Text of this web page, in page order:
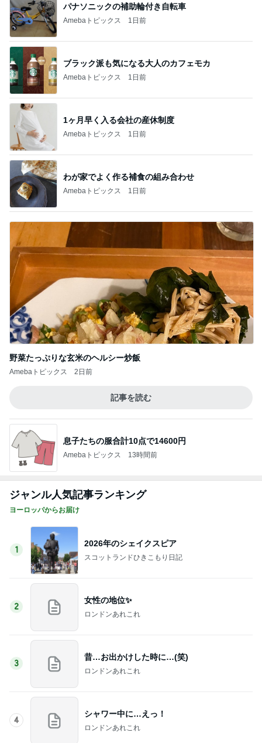
パナソニックの補助輪付き自転車
Amebaトピックス 1日前
ブラック派も気になる大人のカフェモカ
Amebaトピックス 1日前
1ヶ月早く入る会社の産休制度
Amebaトピックス 1日前
わが家でよく作る補食の組み合わせ
Amebaトピックス 1日前
野菜たっぷりな玄米のヘルシー炒飯
Amebaトピックス 2日前
記事を読む
息子たちの服合計10点で14600円
Amebaトピックス 13時間前
ジャンル人気記事ランキング
ヨーロッパからお届け
1
2026年のシェイクスピア
スコットランドひきこもり日記
2
女性の地位✨
ロンドンあれこれ
3
昔…お出かけした時に…(笑)
ロンドンあれこれ
4
シャワー中に…えっ！
ロンドンあれこれ